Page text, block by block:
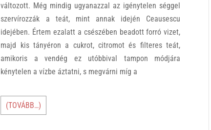
változott. Még mindig ugyanazzal az igénytelen séggel
szervírozzák a teát, mint annak idején Ceausescu
idejében. Értem ezalatt a csészében beadott forró vizet,
majd kis tányéron a cukrot, citromot és filteres teát,
amikoris a vendég ez utóbbival tampon módjára
kénytelen a vízbe áztatni, s megvárni míg a
(TOVÁBB…)